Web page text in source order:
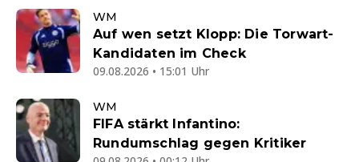
WM
Auf wen setzt Klopp: Die Torwart-
Kandidaten im Check
09.08.2026 • 15:01 Uhr
WM
FIFA stärkt Infantino:
Rundumschlag gegen Kritiker